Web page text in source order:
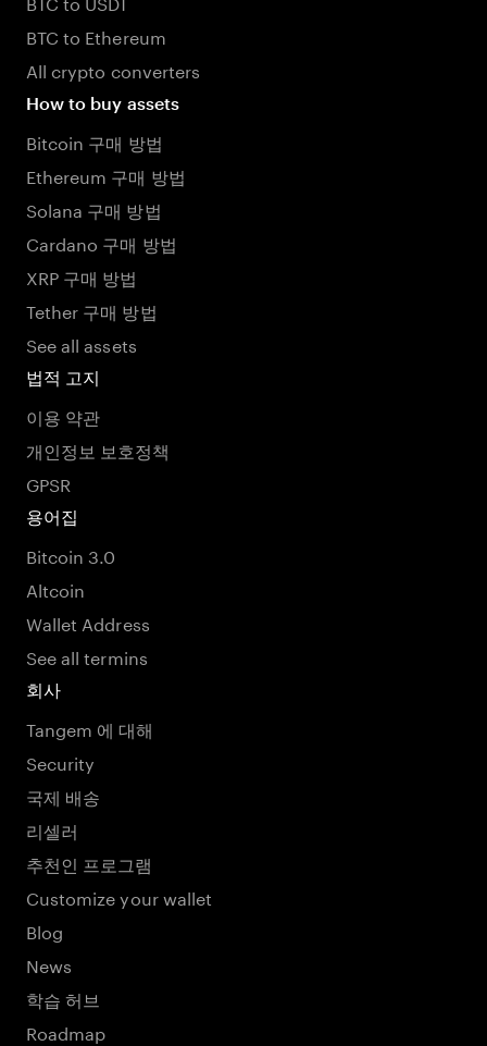
BTC to Ethereum
All crypto converters
How to buy assets
Bitcoin 구매 방법
Ethereum 구매 방법
Solana 구매 방법
Cardano 구매 방법
XRP 구매 방법
Tether 구매 방법
See all assets
법적 고지
이용 약관
개인정보 보호정책
GPSR
용어집
Bitcoin 3.0
Altcoin
Wallet Address
See all termins
회사
Tangem 에 대해
Security
국제 배송
리셀러
추천인 프로그램
Customize your wallet
Blog
News
학습 허브
Roadmap